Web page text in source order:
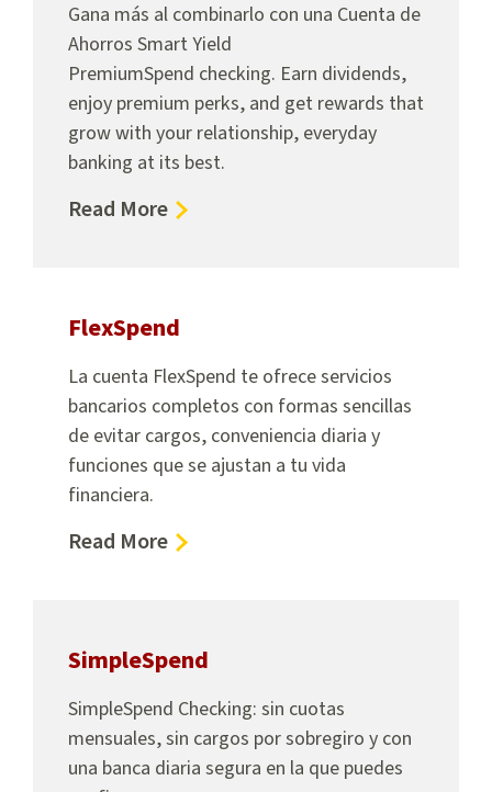
Gana más al combinarlo con una Cuenta de
Ahorros Smart Yield
PremiumSpend checking. Earn dividends,
enjoy premium perks, and get rewards that
grow with your relationship, everyday
banking at its best.
Read Moreabout
FlexSpend
La cuenta FlexSpend te ofrece servicios
bancarios completos con formas sencillas
de evitar cargos, conveniencia diaria y
funciones que se ajustan a tu vida
financiera.
Read Moreabout
SimpleSpend
SimpleSpend Checking: sin cuotas
mensuales, sin cargos por sobregiro y con
una banca diaria segura en la que puedes